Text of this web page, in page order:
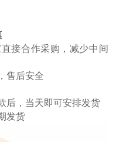
接合作采购，减少中间
售后安全
后，当天即可安排发货
发货